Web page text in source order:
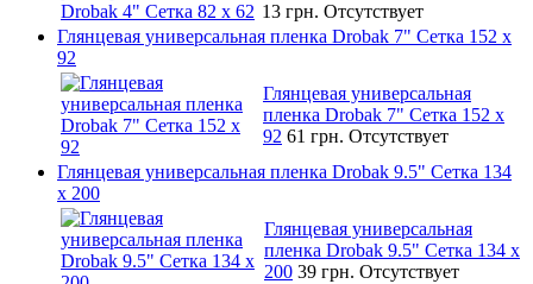
13 грн. Отсутствует
Глянцевая универсальная пленка Drobak 7" Сетка 152 x
92
Глянцевая универсальная
пленка Drobak 7" Сетка 152 x
92 61 грн. Отсутствует
Глянцевая универсальная пленка Drobak 9.5" Сетка 134
x 200
Глянцевая универсальная
пленка Drobak 9.5" Сетка 134 x
200 39 грн. Отсутствует